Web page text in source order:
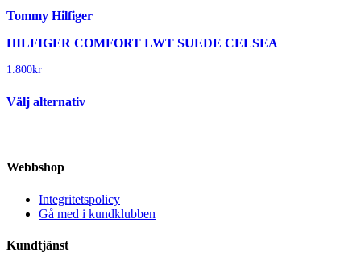
varianter.
olika
Tommy Hilfiger
HILFIGER COMFORT LWT SUEDE CELSEA
1.800kr
Välj alternativhär
alternativen
kan
Webbshop
Integritetspolicy
Gå med i kundklubben
Kundtjänst